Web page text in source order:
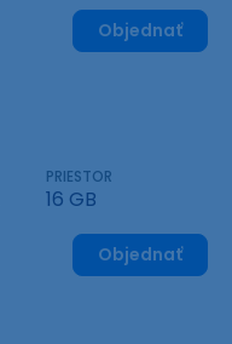
Objednať
PRIESTOR
16 GB
Objednať